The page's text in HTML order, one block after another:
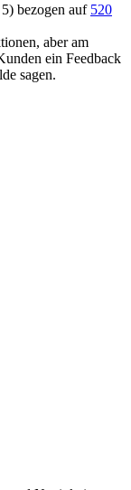
bezogen auf 520
aber am
ein Feedback
sagen.